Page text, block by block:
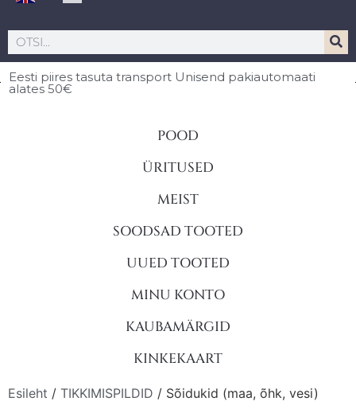
Eesti piires tasuta transport Unisend pakiautomaati
alates 50€
POOD
ÜRITUSED
MEIST
SOODSAD TOOTED
UUED TOOTED
MINU KONTO
KAUBAMÄRGID
KINKEKAART
Esileht / TIKKIMISPILDID / Sõidukid (maa, õhk, vesi)